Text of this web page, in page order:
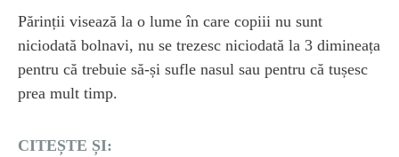
Părinții visează la o lume în care copiii nu sunt
niciodată bolnavi, nu se trezesc niciodată la 3 dimineața
pentru că trebuie să-și sufle nasul sau pentru că tușesc
prea mult timp.
CITEȘTE ȘI: